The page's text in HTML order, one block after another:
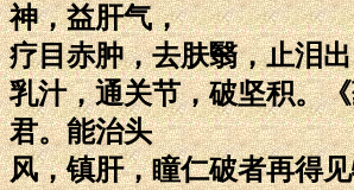
神，益肝气，
疗目赤肿，去肤翳，止泪
乳汁，通关节，破坚积。
君。能治头
风，镇肝，瞳仁破者再得